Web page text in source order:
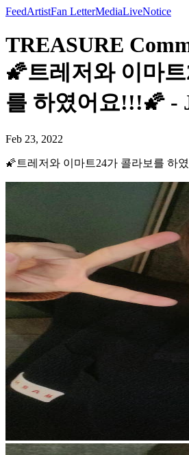
FeedArtistFan LetterMediaLiveNotice
TREASURE
🌠트레저와 이마
를 하였어요!!!🌠 -
Feb 23, 2022
🌠트레저와 이마트24가 콜라보를 하